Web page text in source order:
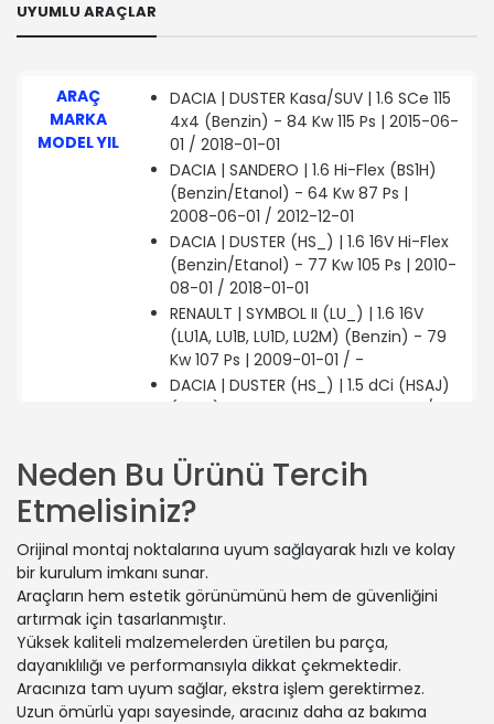
UYUMLU ARAÇLAR
ARAÇ
MARKA
MODEL YIL
DACIA | DUSTER Kasa/SUV | 1.6 SCe 115
4x4 (Benzin) - 84 Kw 115 Ps | 2015-06-
01 / 2018-01-01
DACIA | SANDERO | 1.6 Hi-Flex (BS1H)
(Benzin/Etanol) - 64 Kw 87 Ps |
2008-06-01 / 2012-12-01
DACIA | DUSTER (HS_) | 1.6 16V Hi-Flex
(Benzin/Etanol) - 77 Kw 105 Ps | 2010-
08-01 / 2018-01-01
RENAULT | SYMBOL II (LU_) | 1.6 16V
(LU1A, LU1B, LU1D, LU2M) (Benzin) - 79
Kw 107 Ps | 2009-01-01 / -
DACIA | DUSTER (HS_) | 1.5 dCi (HSAJ)
(Dizel) - 66 Kw 90 Ps | 2010-10-01 /
DACIA | DUSTER (HS_) | 1.6 SCe 115
(Benzin) - 84 Kw 115 Ps | 2015-06-01 /
2018-01-01
DACIA | DUSTER (HS_) | 1.5 dCi (HSMD,
HSM3) (Dizel) - 81 Kw 110 Ps | 2013-08-
01 / 2018-01-01
RENAULT | SANDERO/STEPWAY I (BS_) |
1.6 (Benzin) - 77 Kw 105 Ps | 2012-12-01
/ -
DACIA | SANDERO | 1.6 (BS0D, BS0B,
BS0F, BS0H) (Benzin) - 64 Kw 87 Ps |
2008-06-01 / -
Neden Bu Ürünü Tercih
Etmelisiniz?
Orijinal montaj noktalarına uyum sağlayarak hızlı ve kolay
bir kurulum imkanı sunar.
Araçların hem estetik görünümünü hem de güvenliğini
artırmak için tasarlanmıştır.
Yüksek kaliteli malzemelerden üretilen bu parça,
dayanıklılığı ve performansıyla dikkat çekmektedir.
Aracınıza tam uyum sağlar, ekstra işlem gerektirmez.
Uzun ömürlü yapı sayesinde, aracınız daha az bakıma